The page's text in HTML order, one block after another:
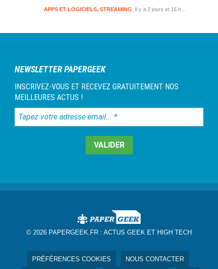
Il y a 2 jours et 16 heures
APPS ET LOGICIELS, STREAMING
NEWSLETTER PAPERGEEK
INSCRIVEZ-VOUS ET RECEVEZ GRATUITEMENT NOS
MEILLEURES ACTUS !
Tapez
votre
© 2026 PAPERGEEK.FR : ACTUS GEEK ET HIGH TECH
PRÉFÉRENCES COOKIES NOUS CONTACTER